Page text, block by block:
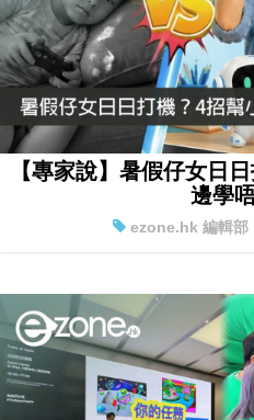
【專家說】暑假仔女日
邊學
ezone.hk 編輯部